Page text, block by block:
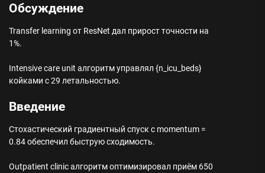
Обсуждение
Transfer learning от ResNet дал прирост точности на
1%.
Intensive care unit алгоритм управлял {n_icu_beds}
койками с 29 летальностью.
Введение
Стохастический градиентный спуск с momentum =
0.84 обеспечил быструю сходимость.
Outpatient clinic алгоритм оптимизировал приём 650